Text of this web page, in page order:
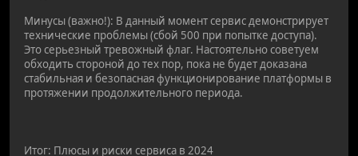
Минусы (важно!): В данный момент сервис демонстрирует
технические проблемы (сбой 500 при попытке доступа).
Это серьезный тревожный флаг. Настоятельно советуем
обходить стороной до тех пор, пока не будет доказана
стабильная и безопасная функционирование платформы в
протяжении продолжительного периода.
Итог: Плюсы и риски сервиса в 2024